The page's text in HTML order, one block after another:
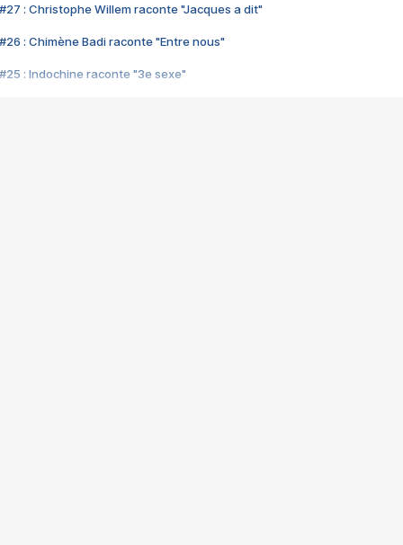
#27 : Christophe Willem raconte "Jacques a dit"
#26 : Chimène Badi raconte "Entre nous"
#25 : Indochine raconte "3e sexe"